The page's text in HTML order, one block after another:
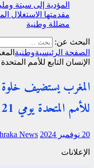
المؤدية إلى سبتة
مقدمتها الاستغلال
مضللة وطنية
البحث عن:
الصفحة الرئيسيةوطنية
الإنسان التابع للأمم المتحدة يومي 21 و22
المغرب يستضيف خلوة
للأمم المتحدة يومي 21 و22 نونبر بالرباط
20 نوفمبر 2024 News
الإعلانات